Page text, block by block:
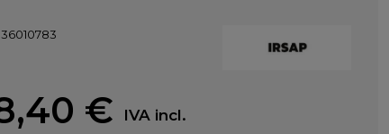
36010783
€ IVA incl.